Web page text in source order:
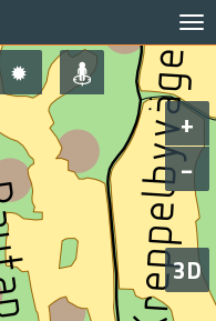
+
−
3D